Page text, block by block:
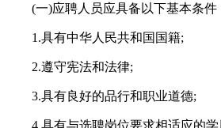
(一)应聘人员应具备以下基本条件
1.具有中华人民共和国国籍;
2.遵守宪法和法律;
3.具有良好的品行和职业道德;
4.具有与选聘岗位要求相适应的学